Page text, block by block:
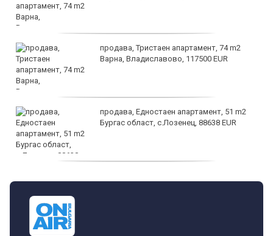
продава, Тристаен апартамент, 74 m2
Варна, Владиславово, 117500 EUR
продава, Едностаен апартамент, 51 m2
Бургас област, с.Лозенец, 88638 EUR